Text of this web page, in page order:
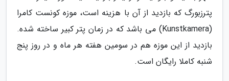
پترزبورگ که بازدید از آن با هزینه است، موزه کونست کامرا
(Kunstkamera) می باشد که در زمان پتر کبیر ساخته شده.
بازدید از این موزه هم در سومین هفته هر ماه و در روز پنج
شنبه کاملا رایگان است.